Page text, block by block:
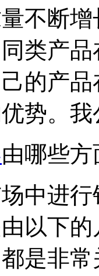
不断
类产
的产
势。
由哪些
中进
以下
是非